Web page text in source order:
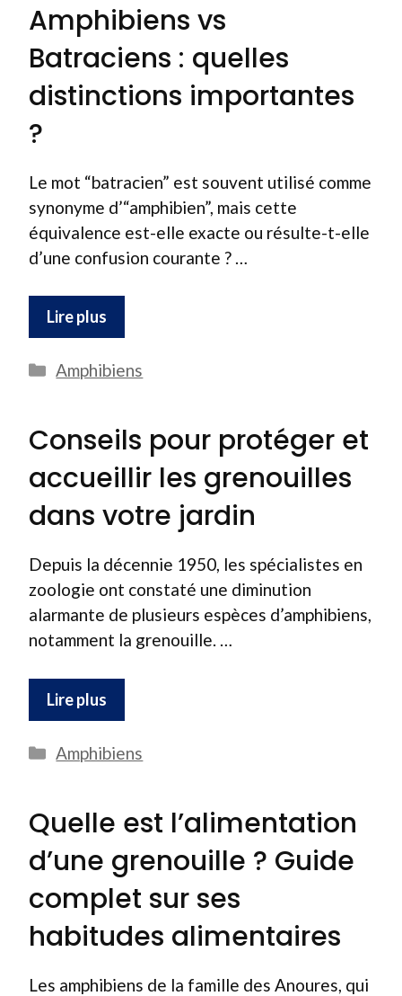
Amphibiens vs
Batraciens : quelles
distinctions importantes
?
Le mot “batracien” est souvent utilisé comme
synonyme d’“amphibien”, mais cette
équivalence est-elle exacte ou résulte-t-elle
d’une confusion courante ? …
Lire plus
Catégories
Amphibiens
Conseils pour protéger et
accueillir les grenouilles
dans votre jardin
Depuis la décennie 1950, les spécialistes en
zoologie ont constaté une diminution
alarmante de plusieurs espèces d’amphibiens,
notamment la grenouille. …
Lire plus
Catégories
Amphibiens
Quelle est l’alimentation
d’une grenouille ? Guide
complet sur ses
habitudes alimentaires
Les amphibiens de la famille des Anoures, qui